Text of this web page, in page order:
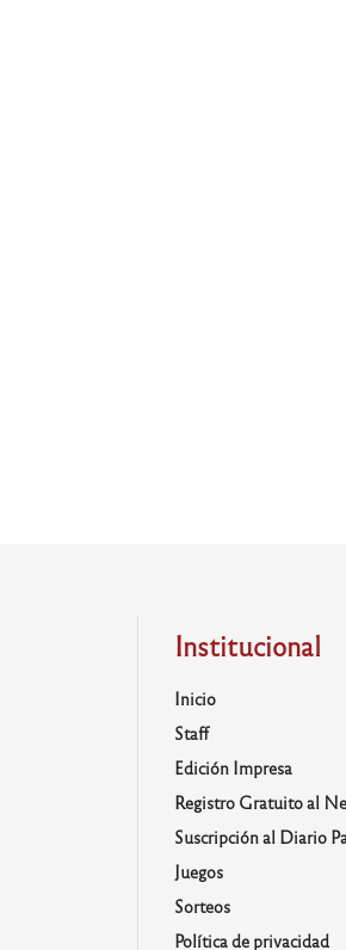
Institucional
Inicio
Staff
Edición Impresa
Registro Gratuito al
Suscripción al Diario
Juegos
Sorteos
Política de privacidad